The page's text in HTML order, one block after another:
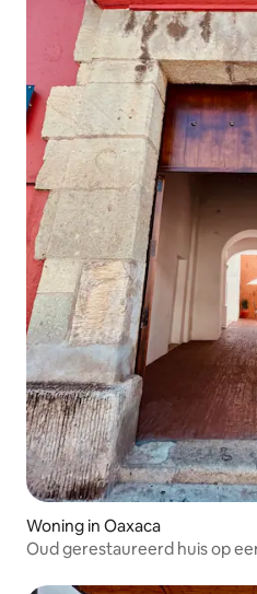
Woning in Oaxaca
Oud gerestaureerd huis op